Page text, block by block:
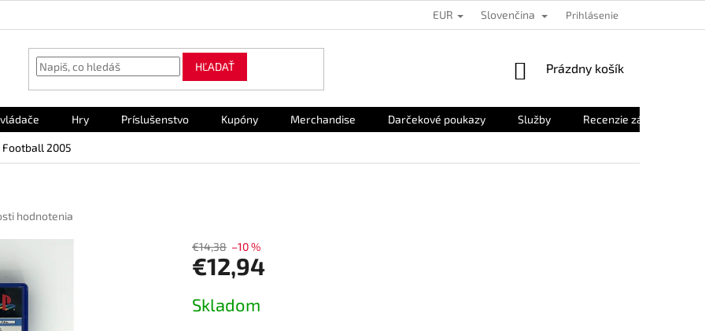
EUR Slovenčina Prihlásenie
HĽADAŤ
NÁKUPNÝ
Prázdny košík
Hry Príslušenstvo Kupóny Merchandise Darčekové poukazy Služby Recenzie zákazníkov
Football 2005
hodnotenia
€14,38 –10 %
€12,94
cena:
Skladom